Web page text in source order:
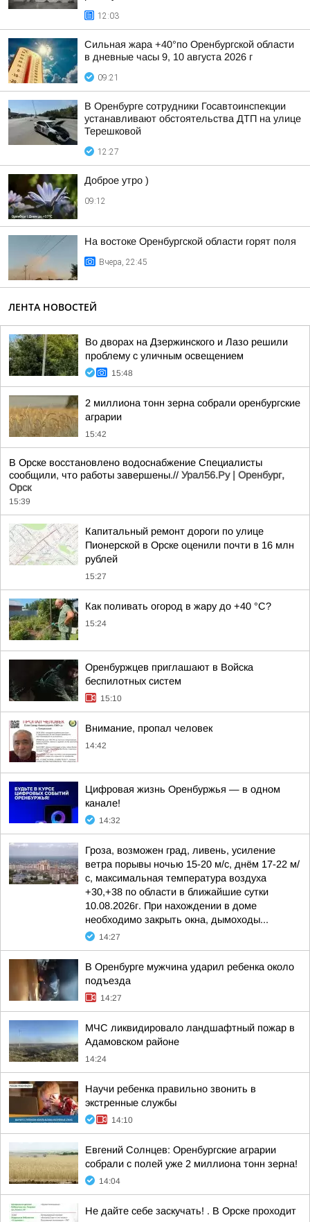
12:03
Сильная жара +40°по Оренбургской области
в дневные часы 9, 10 августа 2026 г
09:21
В Оренбурге сотрудники Госавтоинспекции
устанавливают обстоятельства ДТП на улице
Терешковой
12:27
Доброе утро )
09:12
На востоке Оренбургской области горят поля
Вчера, 22:45
ЛЕНТА НОВОСТЕЙ
Во дворах на Дзержинского и Лазо решили
проблему с уличным освещением
15:48
2 миллиона тонн зерна собрали оренбургские
аграрии
15:42
В Орске восстановлено водоснабжение Специалисты
сообщили, что работы завершены.// Урал56.Ру | Оренбург,
Орск
15:39
Капитальный ремонт дороги по улице
Пионерской в Орске оценили почти в 16 млн
рублей
15:27
Как поливать огород в жару до +40 °C?
15:24
Оренбуржцев приглашают в Войска
беспилотных систем
15:10
Внимание, пропал человек
14:42
Цифровая жизнь Оренбуржья — в одном
канале!
14:32
Гроза, возможен град, ливень, усиление
ветра порывы ночью 15-20 м/с, днём 17-22 м/
с, максимальная температура воздуха
+30,+38 по области в ближайшие сутки
10.08.2026г. При нахождении в доме
необходимо закрыть окна, дымоходы...
14:27
В Оренбурге мужчина ударил ребенка около
подъезда
14:27
МЧС ликвидировало ландшафтный пожар в
Адамовском районе
14:24
Научи ребенка правильно звонить в
экстренные службы
14:10
Евгений Солнцев: Оренбургские аграрии
собрали с полей уже 2 миллиона тонн зерна!
14:04
Не дайте себе заскучать! . В Орске проходит